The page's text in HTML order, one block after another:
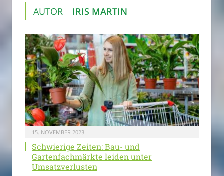
AUTOR IRIS MARTIN
15. NOVEMBER 2023
Schwierige Zeiten: Bau- und
Gartenfachmärkte leiden unter
Umsatzverlusten